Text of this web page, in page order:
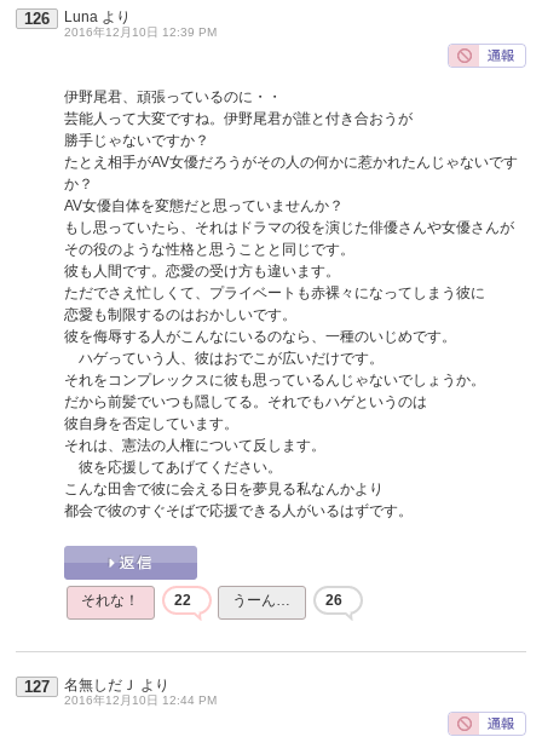
126 Luna より
2016年12月10日 12:39 PM
伊野尾君、頑張っているのに・・
芸能人って大変ですね。伊野尾君が誰と付き合おうが
勝手じゃないですか？
たとえ相手がAV女優だろうがその人の何かに惹かれたんじゃないです
か？
AV女優自体を変態だと思っていませんか？
もし思っていたら、それはドラマの役を演じた俳優さんや女優さんが
その役のような性格と思うことと同じです。
彼も人間です。恋愛の受け方も違います。
ただでさえ忙しくて、プライベートも赤裸々になってしまう彼に
恋愛も制限するのはおかしいです。
彼を侮辱する人がこんなにいるのなら、一種のいじめです。
ハゲっていう人、彼はおでこが広いだけです。
それをコンプレックスに彼も思っているんじゃないでしょうか。
だから前髪でいつも隠してる。それでもハゲというのは
彼自身を否定しています。
それは、憲法の人権について反します。
彼を応援してあげてください。
こんな田舎で彼に会える日を夢見る私なんかより
都会で彼のすぐそばで応援できる人がいるはずです。
それな！ 22 うーん… 26
127 名無しだＪ より
2016年12月10日 12:44 PM